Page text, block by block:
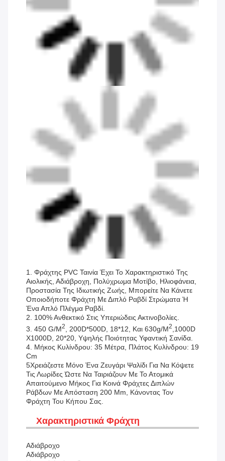
1. Φράχτης PVC Ταινία Έχει Το Χαρακτηριστικό Της
Αιολικής, Αδιάβροχη, Πολύχρωμα Μοτίβο, Ηλιοφάνεια,
Προστασία Της Ιδιωτικής Ζωής, Μπορείτε Να Κάνετε
Οποιοδήποτε Φράχτη Με Διπλό Ραβδί Στρώματα Ή
Ένα Απλό Πλέγμα Ραβδί.
2. 100% Ανθεκτικό Στις Υπεριώδεις Ακτινοβολίες.
3. 450 G/m2 , 200D*500D, 18*12, Και 630g/m2 ,1000D
X1000D, 20*20, Υψηλής Ποιότητας Υφαντική Σανίδα.
4. Μήκος Κυλίνδρου: 35 Μέτρα, Πλάτος Κυλίνδρου: 19
Cm
5Χρειάζεστε Μόνο Ένα Ζευγάρι Ψαλίδι Για Να Κόψετε
Τις Λωρίδες Ώστε Να Ταιριάζουν Με Το Ατομικά
Απαιτούμενο Μήκος Για Κοινά Φράχτες Διπλών
Ράβδων Με Απόσταση 200 Mm, Κάνοντας Τον
Φράχτη Του Κήπου Σας.
Χαρακτηριστικά Φράχτη
Αδιάβροχο
Αδιάβροχο